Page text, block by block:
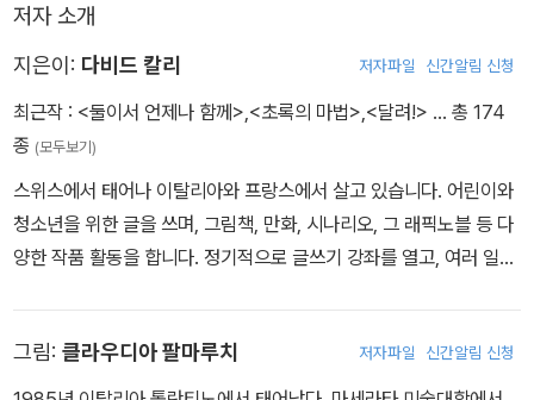
다. 결국 행복한 삶의 가치를 결정하는 것은 자신의 선택이며, 언제나
자신이 삶의 중심이 되어 깨어있어야 한다고 강조한다.
큰 공장에서 일하는 자비에는 넘쳐나는 일 때문에 자신의 삶을 돌보
지 못하게 된다. 그러자 사장은 자비에와 똑같은 복제 인간을 만들어
준다. 이제 자비에는 청구서 처리도, 물고기에게 밥을 주는 것도, 어머
니에게 안부 전화를 하는 것에도 신경 쓰지 않고 오직 일에만 전념할
수 있게 되었다. 자비에는 자신이 종일 일하는 동안 자신의 삶을 사는
저자 소개
지은이: 다비드 칼리 저자파일 신간알림 신청
최근작 : <둘이서 언제나 함께> <초록의 마법> <달려!> … 총 174
종 (모두보기)
스위스에서 태어나 이탈리아와 프랑스에서 살고 있습니다. 어린이와
청소년을 위한 글을 쓰며, 그림책, 만화, 시나리오, 그 래픽노블 등 다
양한 작품 활동을 합니다. 정기적으로 글쓰기 강좌를 열고, 여러 일러
받았습니다. 기발한 상상력과 재치로 사랑받는 세계적인 작가로, 그
의 책들은 30개가 넘는 언어로 번역되었습니다. 우리나라에 소개된
그림: 클라우디아 팔마루치 저자파일 신간알림 신청